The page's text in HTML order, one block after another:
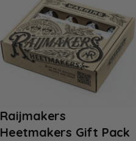
Raijmakers
Heetmakers Gift Pack